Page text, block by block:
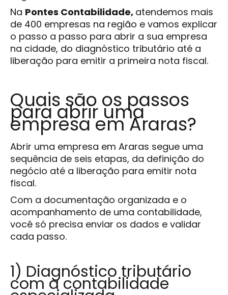
Na Pontes Contabilidade, atendemos mais
de 400 empresas na região e vamos explicar
o passo a passo para abrir a sua empresa
na cidade, do diagnóstico tributário até a
liberação para emitir a primeira nota fiscal.
Quais são os passos
para abrir uma
empresa em Araras?
Abrir uma empresa em Araras segue uma
sequência de seis etapas, da definição do
negócio até a liberação para emitir nota
fiscal.
Com a documentação organizada e o
acompanhamento de uma contabilidade,
você só precisa enviar os dados e validar
cada passo.
1) Diagnóstico tributário
com a contabilidade